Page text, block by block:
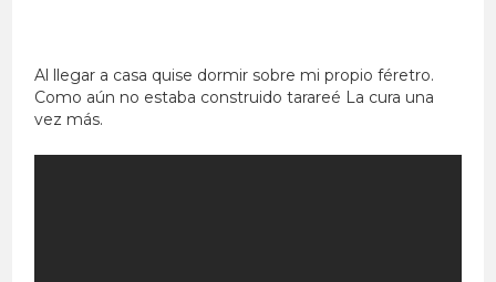
Al llegar a casa quise dormir sobre mi propio féretro.
Como aún no estaba construido tarareé La cura una
vez más.